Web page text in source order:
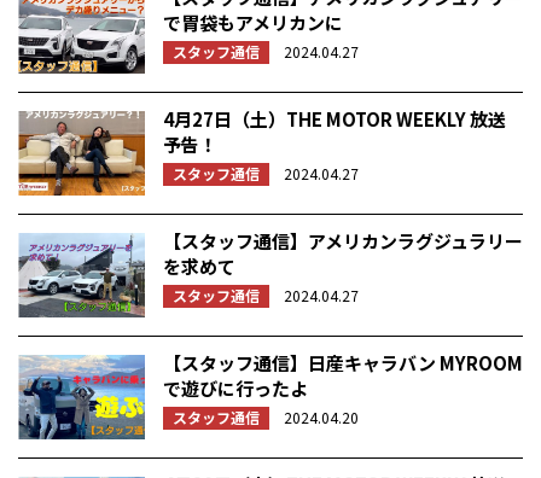
で胃袋もアメリカンに
スタッフ通信 2024.04.27
4月27日（土）THE MOTOR WEEKLY 放送
予告！
スタッフ通信 2024.04.27
【スタッフ通信】アメリカンラグジュラリー
を求めて
スタッフ通信 2024.04.27
【スタッフ通信】日産キャラバン MYROOM
で遊びに行ったよ
スタッフ通信 2024.04.20